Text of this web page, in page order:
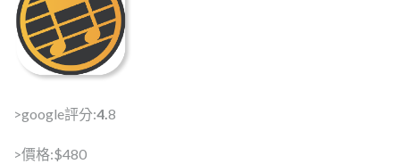
>google評分:4. 8
>價格:$480